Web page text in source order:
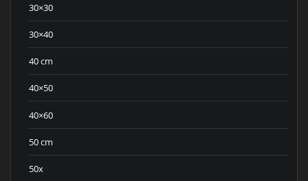
30×30
30×40
40 cm
40×50
40×60
50 cm
50x